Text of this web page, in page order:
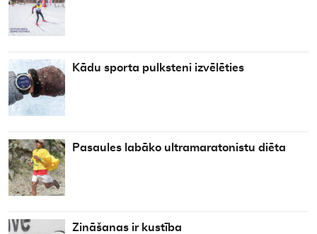
Kādu sporta pulksteni izvēlēties
Pasaules labāko ultramaratonistu diēta
Zināšanas ir kustība